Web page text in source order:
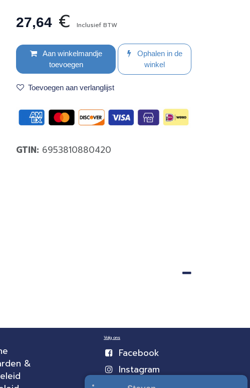
27,64 € Inclusief BTW
Aan winkelmandje
toevoegen
Ophalen in de
winkel
Toevoegen aan verlanglijst
GTIN: 6953810880420
&
Volg ons
Facebook
Instagram